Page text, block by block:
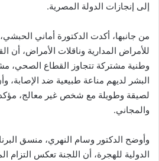
إلى إنجازات الدولة المصرية.
من جانبها، أكدت الدكتورة أماني
للأمراض المدارية وناقلات الأمراض، أن
البشر لديهم مناعة طبيعية ضد الإصابة،
لصيقة وطويلة مع شخص غير معالج، مؤكدة
والمجاني.
وأوضح الدكتور وسام النهري، منسق
الدولية للهجرة، أن اللجنة تعكس